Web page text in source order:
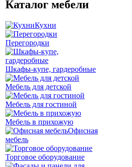
Каталог мебели
Кухни
Перегородки
Шкафы-купе, гардеробные
Мебель для детской
Мебель для гостиной
Мебель в прихожую
Офисная
мебель
Торговое оборудование